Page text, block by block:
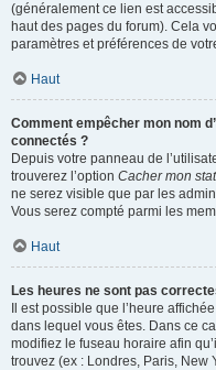
(généralement ce lien est
haut des pages du forum). Cela
paramètres et préférences de
Haut
Comment empêcher mon nom
connectés ?
Depuis votre panneau de
trouverez l’option Cacher mon
ne serez visible que par les
Vous serez compté parmi les
Haut
Les heures ne sont pas
Il est possible que l’heure
dans lequel vous êtes. Dans ce
modifiez le fuseau horaire afin
trouvez (ex : Londres, Paris, New